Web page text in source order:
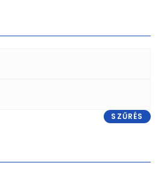
SZŰRÉS